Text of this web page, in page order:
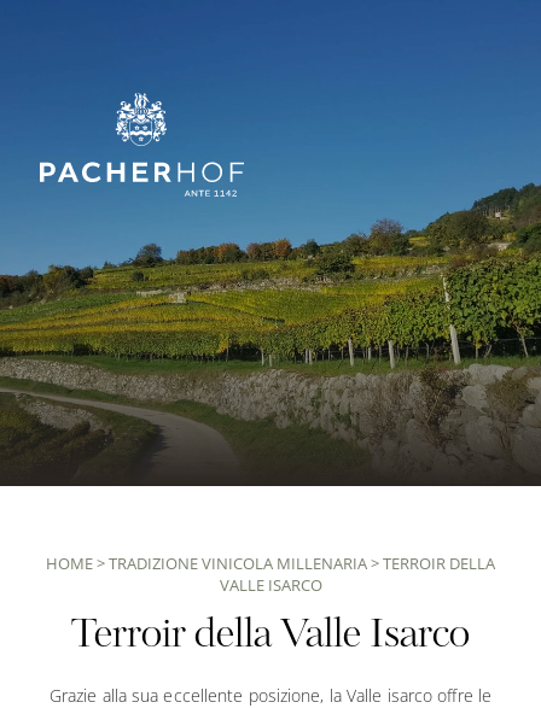
HOME>TRADIZIONE VINICOLA MILLENARIA>TERROIR DELLA
VALLE ISARCO
Terroir della Valle Isarco
Grazie alla sua eccellente posizione, la Valle isarco offre le